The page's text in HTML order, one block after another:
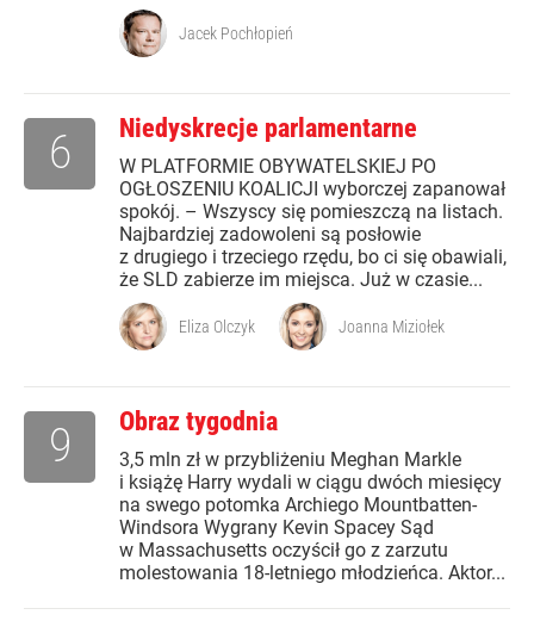
Jacek Pochłopień
Niedyskrecje parlamentarne
W PLATFORMIE OBYWATELSKIEJ PO
OGŁOSZENIU KOALICJI wyborczej zapanował
spokój. – Wszyscy się pomieszczą na listach.
Najbardziej zadowoleni są posłowie
z drugiego i trzeciego rzędu, bo ci się obawiali,
że SLD zabierze im miejsca. Już w czasie...
6
Eliza Olczyk Joanna Miziołek
Obraz tygodnia
3,5 mln zł w przybliżeniu Meghan Markle
i książę Harry wydali w ciągu dwóch miesięcy
na swego potomka Archiego Mountbatten-
Windsora Wygrany Kevin Spacey Sąd
w Massachusetts oczyścił go z zarzutu
molestowania 18-letniego młodzieńca. Aktor...
9